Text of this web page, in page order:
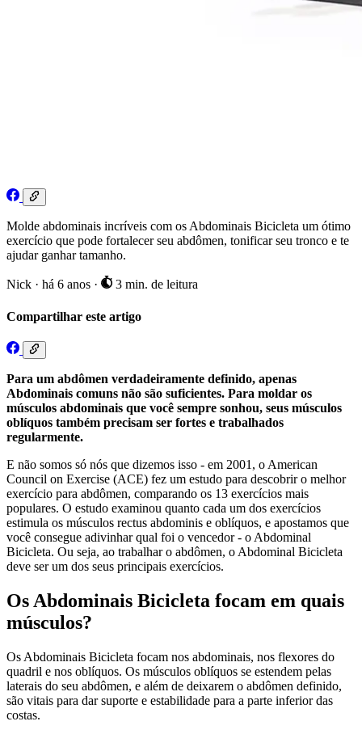
Molde abdominais incríveis com os Abdominais Bicicleta um ótimo
exercício que pode fortalecer seu abdômen, tonificar seu tronco e te
ajudar ganhar tamanho.
Nick · há 6 anos · 3 min. de leitura
Compartilhar este artigo
Para um abdômen verdadeiramente definido, apenas
Abdominais comuns não são suficientes. Para moldar os
músculos abdominais que você sempre sonhou, seus músculos
oblíquos também precisam ser fortes e trabalhados
regularmente.
E não somos só nós que dizemos isso - em 2001, o American
Council on Exercise (ACE) fez um estudo para descobrir o melhor
exercício para abdômen, comparando os 13 exercícios mais
populares. O estudo examinou quanto cada um dos exercícios
estimula os músculos rectus abdominis e oblíquos, e apostamos que
você consegue adivinhar qual foi o vencedor - o Abdominal
Bicicleta. Ou seja, ao trabalhar o abdômen, o Abdominal Bicicleta
deve ser um dos seus principais exercícios.
Os Abdominais Bicicleta focam em quais
músculos?
Os Abdominais Bicicleta focam nos abdominais, nos flexores do
quadril e nos oblíquos. Os músculos oblíquos se estendem pelas
laterais do seu abdômen, e além de deixarem o abdômen definido,
são vitais para dar suporte e estabilidade para a parte inferior das
costas.